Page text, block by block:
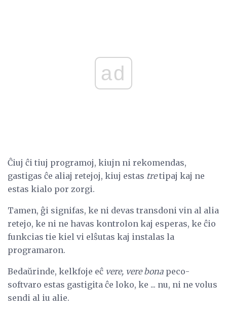
ad
Ĉiuj ĉi tiuj programoj, kiujn ni rekomendas,
gastigas ĉe aliaj retejoj, kiuj estas tretipaj kaj ne
estas kialo por zorgi.
Tamen, ĝi signifas, ke ni devas transdoni vin al alia
retejo, ke ni ne havas kontrolon kaj esperas, ke ĉio
funkcias tie kiel vi elŝutas kaj instalas la
programaron.
Bedaŭrinde, kelkfoje eĉ vere, vere bona peco-
softvaro estas gastigita ĉe loko, ke ... nu, ni ne volus
sendi al iu alie.